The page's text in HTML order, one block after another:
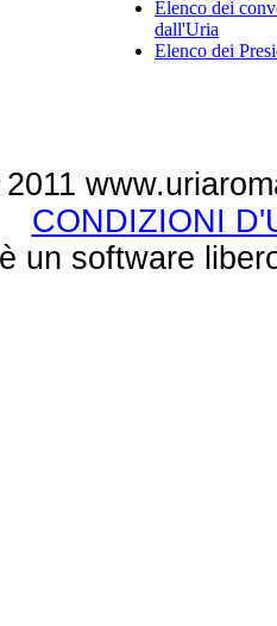
Elenco dei
dall'Uria
Elenco dei
CONDIZIONI
è un software